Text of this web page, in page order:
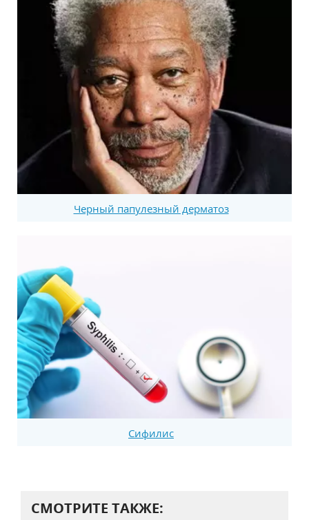
Черный папулезный дерматоз
Сифилис
СМОТРИТЕ ТАКЖЕ: